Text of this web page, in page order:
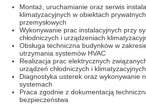
Montaż, uruchamianie oraz serwis
klimatyzacyjnych w obiektach
przemysłowych
Wykonywanie prac instalacyjnych przy
chłodniczych i urządzeniach
Obsługa techniczna budynków w
utrzymania systemów HVAC
Realizacja prac elektrycznych
urządzeń chłodniczych i klimatyzacyjnych
Diagnostyka usterek oraz wykonywanie
systemach
Praca zgodnie z dokumentacją
bezpieczeństwa